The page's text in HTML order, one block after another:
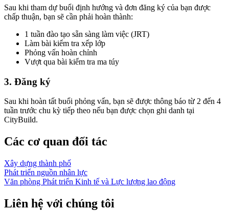
Sau khi tham dự buổi định hướng và đơn đăng ký của bạn được
chấp thuận, bạn sẽ cần phải hoàn thành:
1 tuần đào tạo sẵn sàng làm việc (JRT)
Làm bài kiểm tra xếp lớp
Phỏng vấn hoàn chỉnh
Vượt qua bài kiểm tra ma túy
3. Đăng ký
Sau khi hoàn tất buổi phỏng vấn, bạn sẽ được thông báo từ 2 đến 4
tuần trước chu kỳ tiếp theo nếu bạn được chọn ghi danh tại
CityBuild.
Các cơ quan đối tác
Xây dựng thành phố
Phát triển nguồn nhân lực
Văn phòng Phát triển Kinh tế và Lực lượng lao động
Liên hệ với chúng tôi